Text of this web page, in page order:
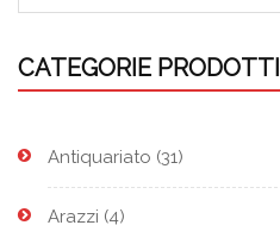
CATEGORIE PRODOTTI
Antiquariato (31)
Arazzi (4)